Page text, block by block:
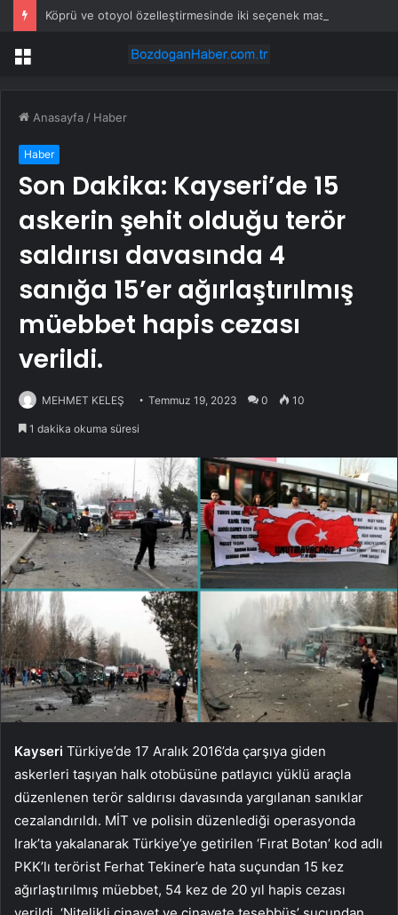
Köprü ve otoyol özelleştirmesinde iki seçenek masada
Menü
Anasayfa / Haber
Haber
Son Dakika: Kayseri’de 15
askerin şehit olduğu terör
saldırısı davasında 4
sanığa 15’er ağırlaştırılmış
müebbet hapis cezası
verildi.
MEHMET KELEŞ Temmuz 19, 2023 0 10
1 dakika okuma süresi
Kayseri Türkiye’de 17 Aralık 2016’da çarşıya giden
askerleri taşıyan halk otobüsüne patlayıcı yüklü araçla
düzenlenen terör saldırısı davasında yargılanan sanıklar
cezalandırıldı. MİT ve polisin düzenlediği operasyonda
Irak’ta yakalanarak Türkiye’ye getirilen ‘Fırat Botan’ kod adlı
PKK’lı terörist Ferhat Tekiner’e hata suçundan 15 kez
ağırlaştırılmış müebbet, 54 kez de 20 yıl hapis cezası